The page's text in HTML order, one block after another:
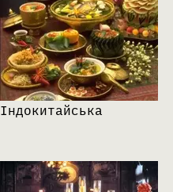
Індокитайська